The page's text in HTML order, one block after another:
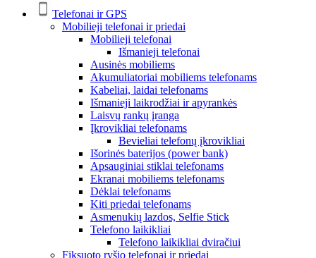
Telefonai ir GPS
Mobilieji telefonai ir priedai
Mobilieji telefonai
Išmanieji telefonai
Ausinės mobiliems
Akumuliatoriai mobiliems telefonams
Kabeliai, laidai telefonams
Išmanieji laikrodžiai ir apyrankės
Laisvų rankų įranga
Įkrovikliai telefonams
Bevieliai telefonų įkrovikliai
Išorinės baterijos (power bank)
Apsauginiai stiklai telefonams
Ekranai mobiliems telefonams
Dėklai telefonams
Kiti priedai telefonams
Asmenukių lazdos, Selfie Stick
Telefono laikikliai
Telefono laikikliai dviračiui
Fiksuoto ryšio telefonai ir priedai